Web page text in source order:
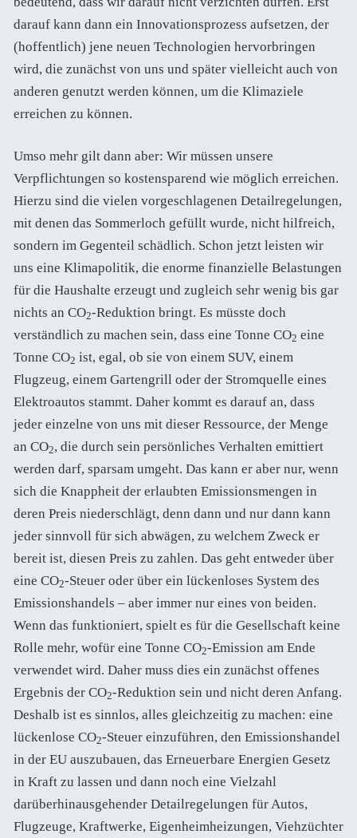
darauf kann dann ein Innovationsprozess aufsetzen, der
(hoffentlich) jene neuen Technologien hervorbringen
wird, die zunächst von uns und später vielleicht auch von
anderen genutzt werden können, um die Klimaziele
erreichen zu können.
Umso mehr gilt dann aber: Wir müssen unsere
Verpflichtungen so kostensparend wie möglich erreichen.
Hierzu sind die vielen vorgeschlagenen Detailregelungen,
mit denen das Sommerloch gefüllt wurde, nicht hilfreich,
sondern im Gegenteil schädlich. Schon jetzt leisten wir
uns eine Klimapolitik, die enorme finanzielle Belastungen
für die Haushalte erzeugt und zugleich sehr wenig bis gar
nichts an CO2-Reduktion bringt. Es müsste doch
verständlich zu machen sein, dass eine Tonne CO2 eine
Tonne CO2 ist, egal, ob sie von einem SUV, einem
Flugzeug, einem Gartengrill oder der Stromquelle eines
Elektroautos stammt. Daher kommt es darauf an, dass
jeder einzelne von uns mit dieser Ressource, der Menge
an CO2, die durch sein persönliches Verhalten emittiert
werden darf, sparsam umgeht. Das kann er aber nur, wenn
sich die Knappheit der erlaubten Emissionsmengen in
deren Preis niederschlägt, denn dann und nur dann kann
jeder sinnvoll für sich abwägen, zu welchem Zweck er
bereit ist, diesen Preis zu zahlen. Das geht entweder über
eine CO2-Steuer oder über ein lückenloses System des
Emissionshandels – aber immer nur eines von beiden.
Wenn das funktioniert, spielt es für die Gesellschaft keine
Rolle mehr, wofür eine Tonne CO2-Emission am Ende
verwendet wird. Daher muss dies ein zunächst offenes
Ergebnis der CO2-Reduktion sein und nicht deren Anfang.
Deshalb ist es sinnlos, alles gleichzeitig zu machen: eine
lückenlose CO2-Steuer einzuführen, den Emissionshandel
in der EU auszubauen, das Erneuerbare Energien Gesetz
in Kraft zu lassen und dann noch eine Vielzahl
darüberhinausgehender Detailregelungen für Autos,
Flugzeuge, Kraftwerke, Eigenheimheizungen, Viehzüchter